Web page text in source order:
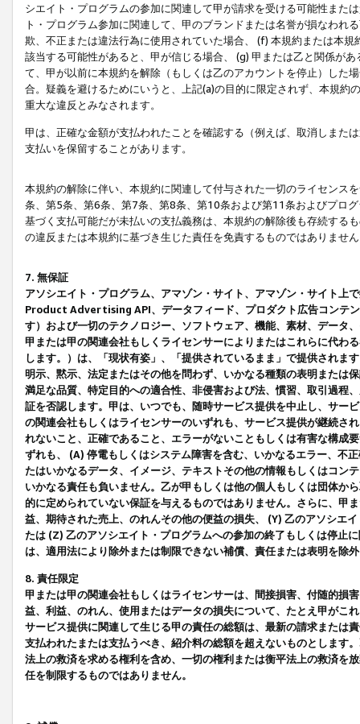
シエイト・プログラムの参加に関連して甲が請求を受ける可能性また
ト・プログラム参加に関連して、甲のブランドまたは名誉が損なわれ
欺、不正または違法行為に使用されていた場合、 (f) 本規約または本
該当する可能性があると、甲が信じる場合、 (g) 甲または乙と関係が
て、甲が以前に本規約を解除（もしくは乙のアカウントを停止）した
合。疑義を避けるためにいうと、上記(a)の目的に限定されず、本規
重大な違反とみなされます。
甲は、正確な金額が支払われたことを確認する（例えば、取消しまた
支払いを保留することがあります。
本規約の解除に伴い、本規約に関連して付与された一切のライセンス
条、第5条、第6条、第7条、第8条、第10条および第11条およびプロ
基づく支払可能だが未払いの支払義務は、本規約の解除後も存続する
の違反または本規約に基づき生じた責任を免責するものではありませ
7. 無保証
アソシエイト・プログラム、アマゾン・サイト、アマゾン・サイト上
Product Advertising API、データフィード、プロダクト広告コンテ
す）および一切のテクノロジー、ソフトウェア、機能、素材、データ
甲または甲の関連会社もしくライセンサーによりまたはこれらに代わ
します。）は、「現状有姿」、「提供されているまま」で提供されま
明示、黙示、法定またはその他を問わず、いかなる種類の表明または
満足な品質、特定目的への適合性、非侵害および法、慣習、取引過程
証を否認します。甲は、いつでも、随時サービス提供を中止し、サー
の関連会社もしくはライセンサーのいずれも、サービス提供が継続さ
れないこと、正確であること、エラーがないこともしくは有害な構成
ずれも、 (A) 停電もしくはシステム障害を含む、いかなるエラー、不
たはいかなるデータ、イメージ、テキストその他の情報もしくはコン
いかなる責任も負いません。乙が甲もしくは他の個人もしくは団体か
的に定められていない保証を与えるものではありません。さらに、甲
益、期待された売上、のれんその他の便益の損失、 (Y) 乙のアソシエ
たは (Z) 乙のアソシエイト・プログラムへの参加の終了もしくは停止
は、適用法により除外または制限できない補償、責任または表明を除
8. 責任限定
甲または甲の関連会社もしくはライセンサーは、間接損害、付随的損
益、利益、のれん、使用またはデータの損失について、たとえ甲がこ
サービス提供に関連して生じる甲の責任の総額は、最新の請求または
支払われたまたは支払うべき、紹介料の総額を超えないものとします
法上の救済を求める権利を含め、一切の権利または衡平法上の救済を
任を制限するものではありません。